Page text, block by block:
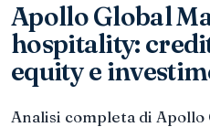
Apollo Global
hospitality:
equity e
Analisi completa di